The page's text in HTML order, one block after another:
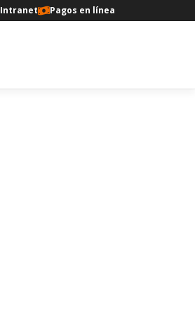
Intranet Pagos en línea